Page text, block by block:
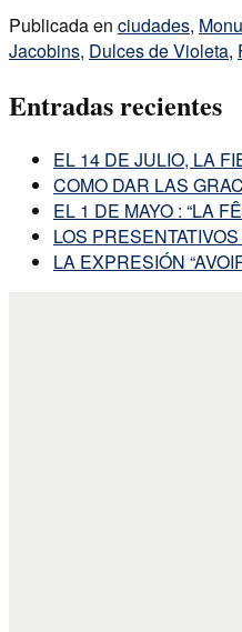
Publicada en ciudades,
Jacobins, Dulces de Violeta,
Entradas recientes
EL 14 DE JULIO, LA
COMO DAR LAS
EL 1 DE MAYO : “LA
LOS
LA EXPRESIÓN